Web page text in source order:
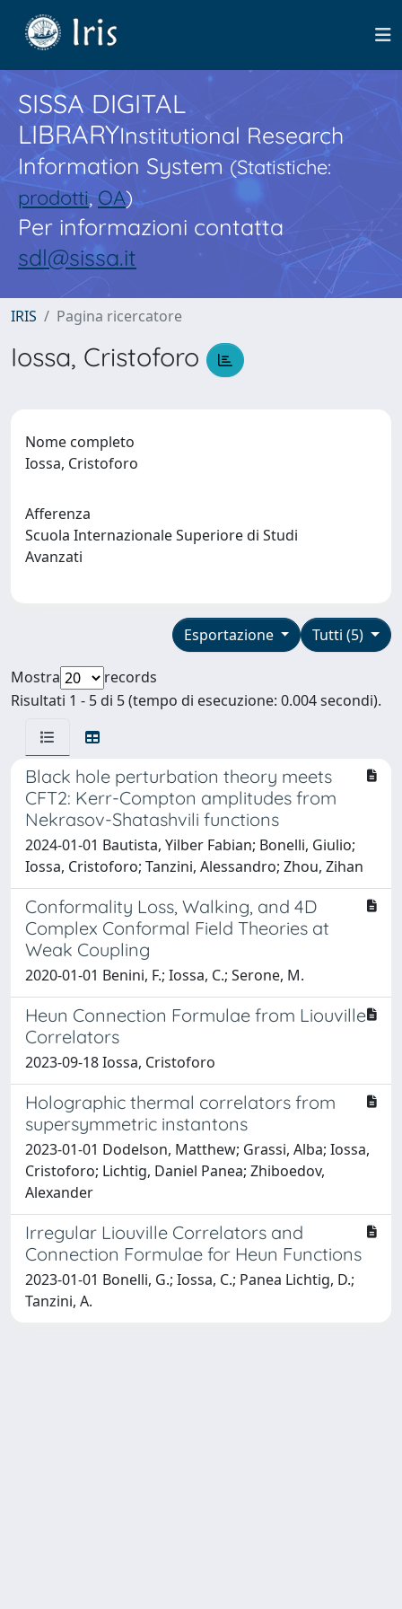
SISSA DIGITAL
LIBRARYInstitutional Research
Information System(Statistiche:
prodotti,OA)
Per informazioni contatta
sdl@sissa.it
IRIS Pagina ricercatore
Iossa, Cristoforo
Nome completo
Iossa, Cristoforo
Afferenza
Scuola Internazionale Superiore di Studi
Avanzati
Tutti (5)
Esportazione
Mostra
records
Risultati 1 - 5 di 5 (tempo di esecuzione: 0.004 secondi).
Black hole perturbation theory meets
CFT2: Kerr-Compton amplitudes from
Nekrasov-Shatashvili functions
2024-01-01 Bautista, Yilber Fabian; Bonelli, Giulio;
Iossa, Cristoforo; Tanzini, Alessandro; Zhou, Zihan
Conformality Loss, Walking, and 4D
Complex Conformal Field Theories at
Weak Coupling
2020-01-01 Benini, F.; Iossa, C.; Serone, M.
Heun Connection Formulae from Liouville
Correlators
2023-09-18 Iossa, Cristoforo
Holographic thermal correlators from
supersymmetric instantons
2023-01-01 Dodelson, Matthew; Grassi, Alba; Iossa,
Cristoforo; Lichtig, Daniel Panea; Zhiboedov,
Alexander
Irregular Liouville Correlators and
Connection Formulae for Heun Functions
2023-01-01 Bonelli, G.; Iossa, C.; Panea Lichtig, D.;
Tanzini, A.